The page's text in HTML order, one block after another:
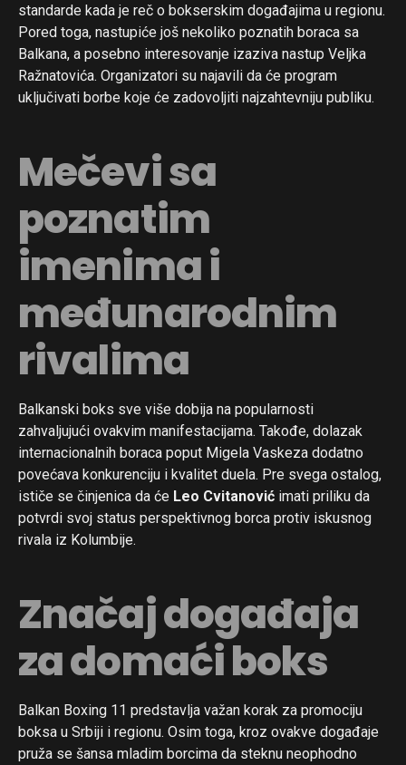
standarde kada je reč o bokserskim događajima u regionu.
Pored toga, nastupiće još nekoliko poznatih boraca sa
Balkana, a posebno interesovanje izaziva nastup Veljka
Ražnatovića. Organizatori su najavili da će program
uključivati borbe koje će zadovoljiti najzahtevniju publiku.
Mečevi sa
poznatim
imenima i
međunarodnim
rivalima
Balkanski boks sve više dobija na popularnosti
zahvaljujući ovakvim manifestacijama. Takođe, dolazak
internacionalnih boraca poput Migela Vaskeza dodatno
povećava konkurenciju i kvalitet duela. Pre svega ostalog,
ističe se činjenica da će Leo Cvitanović imati priliku da
potvrdi svoj status perspektivnog borca protiv iskusnog
rivala iz Kolumbije.
Značaj događaja
za domaći boks
Balkan Boxing 11 predstavlja važan korak za promociju
boksa u Srbiji i regionu. Osim toga, kroz ovakve događaje
pruža se šansa mladim borcima da steknu neophodno
Reddit
Pinterest